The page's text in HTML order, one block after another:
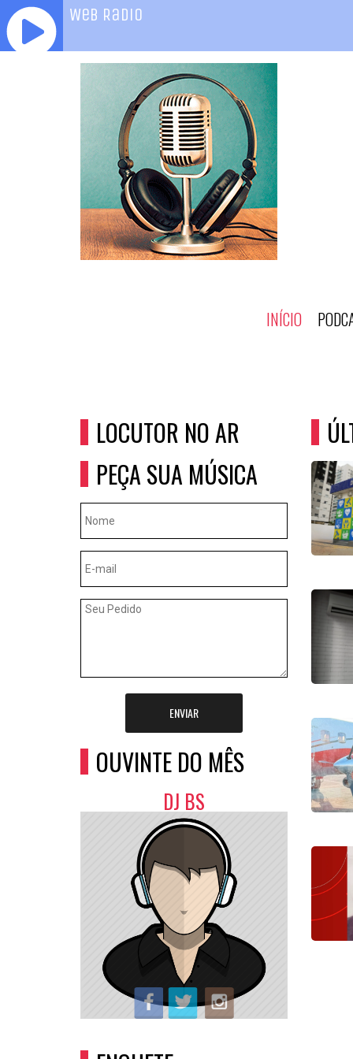
INÍCIO
LOCUTOR NO AR
PEÇA SUA MÚSICA
ENVIAR
OUVINTE DO MÊS
DJ BS